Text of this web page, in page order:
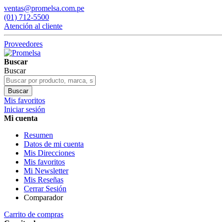
ventas@promelsa.com.pe
(01) 712-5500
Atención al cliente
Proveedores
Buscar
Buscar
Buscar
Mis favoritos
Iniciar sesión
Mi cuenta
Resumen
Datos de mi cuenta
Mis Direcciones
Mis favoritos
Mi Newsletter
Mis Reseñas
Cerrar Sesión
Comparador
Carrito de compras